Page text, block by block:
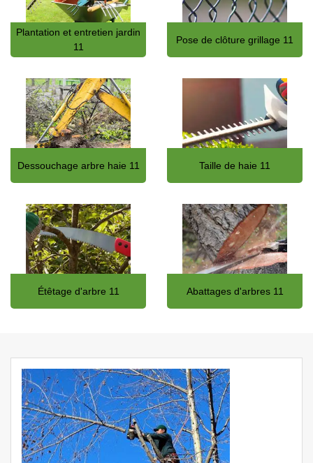
Plantation et entretien jardin
11
Pose de clôture grillage 11
Dessouchage arbre haie 11 Taille de haie 11
Étêtage d'arbre 11 Abattages d'arbres 11